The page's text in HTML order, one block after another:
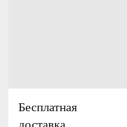
Бесплатная